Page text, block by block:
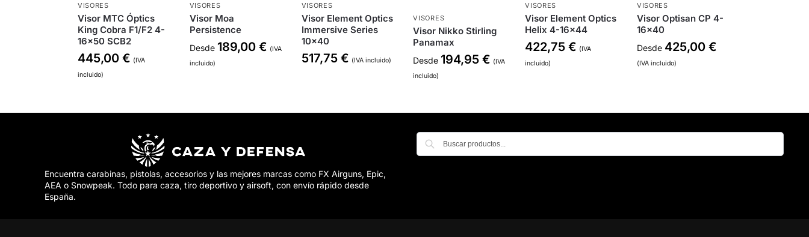
VISORES
Visor MTC Óptics
King Cobra F1/F2 4-
16×50 SCB2
445,00 € (IVA
incluido)
VISORES
Visor Moa
Persistence
Desde 189,00 € (IVA
incluido)
VISORES
Visor Element Optics
Immersive Series
10×40
517,75 € (IVA incluido)
VISORES
Visor Nikko Stirling
Panamax
Desde 194,95€ (IVA
incluido)
VISORES
Visor Element Optics
Helix 4-16×44
422,75€ (IVA
incluido)
VISORES
Visor Optisan CP 4-
16×40
Desde 425,00 €
(IVA incluido)
Encuentra carabinas, pistolas, accesorios y las mejores marcas como FX Airguns, Epic,
AEA o Snowpeak. Todo para caza, tiro deportivo y airsoft, con envío rápido desde
España.